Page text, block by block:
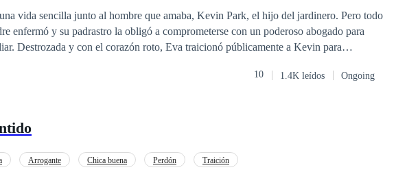
vida sencilla junto al hombre que amaba, Kevin Park, el hijo del jardinero. Pero todo
enfermó y su padrastro la obligó a comprometerse con un poderoso abogado para
para
matrimonio sin amor y llena de secretos. Su hijo está enfermo, la verdad sale a la luz,
10 1.4K leídos Ongoing
Arrogante Chica buena Perdón Traición